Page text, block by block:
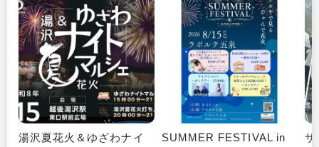
湯沢夏花火＆ゆざわナイ
SUMMER FESTIVAL in
ザ